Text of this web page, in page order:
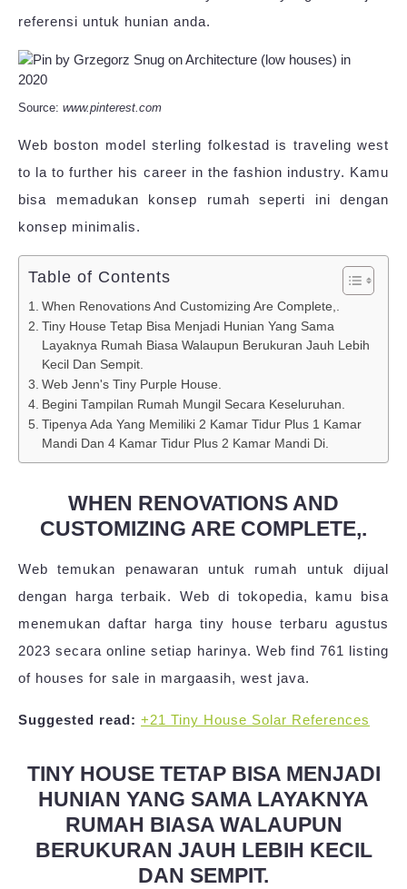
referensi untuk hunian anda.
Source: www.pinterest.com
Web boston model sterling folkestad is traveling west
to la to further his career in the fashion industry. Kamu
bisa memadukan konsep rumah seperti ini dengan
konsep minimalis.
Table of Contents
When Renovations And Customizing Are Complete,.
Tiny House Tetap Bisa Menjadi Hunian Yang Sama
Layaknya Rumah Biasa Walaupun Berukuran Jauh Lebih
Kecil Dan Sempit.
Web Jenn's Tiny Purple House.
Begini Tampilan Rumah Mungil Secara Keseluruhan.
Tipenya Ada Yang Memiliki 2 Kamar Tidur Plus 1 Kamar
Mandi Dan 4 Kamar Tidur Plus 2 Kamar Mandi Di.
WHEN RENOVATIONS AND
CUSTOMIZING ARE COMPLETE,.
Web temukan penawaran untuk rumah untuk dijual
dengan harga terbaik. Web di tokopedia, kamu bisa
menemukan daftar harga tiny house terbaru agustus
2023 secara online setiap harinya. Web find 761 listing
of houses for sale in margaasih, west java.
Suggested read: +21 Tiny House Solar References
TINY HOUSE TETAP BISA MENJADI
HUNIAN YANG SAMA LAYAKNYA
RUMAH BIASA WALAUPUN
BERUKURAN JAUH LEBIH KECIL
DAN SEMPIT.